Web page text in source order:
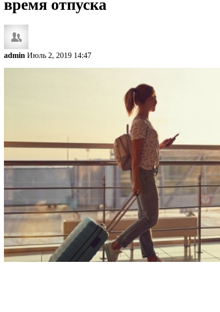
время отпуска
admin Июль 2, 2019 14:47